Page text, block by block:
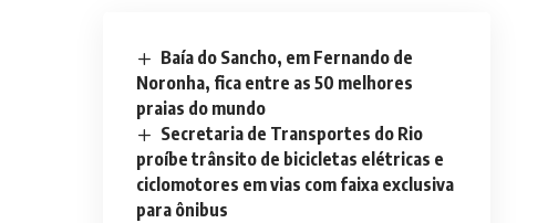
Baía do Sancho, em Fernando de
Noronha, fica entre as 50 melhores
praias do mundo
Secretaria de Transportes do Rio
proíbe trânsito de bicicletas elétricas e
ciclomotores em vias com faixa exclusiva
para ônibus